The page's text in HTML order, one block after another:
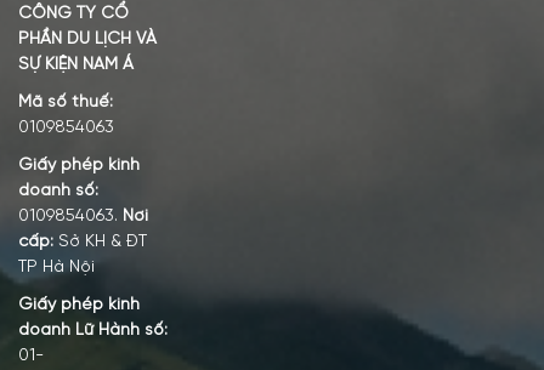
CÔNG TY CỔ
PHẦN DU LỊCH VÀ
SỰ KIỆN NAM Á
Mã số thuế:
0109854063
Giấy phép kinh
doanh số:
0109854063. Nơi
cấp: Sở KH & ĐT
TP Hà Nội
Giấy phép kinh
doanh Lữ Hành số:
01-